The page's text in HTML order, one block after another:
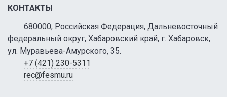
КОНТАКТЫ
680000, Российская Федерация, Дальневосточный
федеральный округ, Хабаровский край, г. Хабаровск,
ул. Муравьева-Амурского, 35.
+7 (421) 230-5311
rec@fesmu.ru